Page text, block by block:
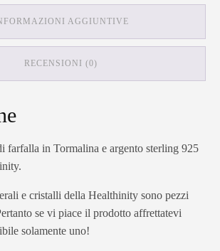
AGGIUNTIVE
RECENSIONI (0)
farfalla in Tormalina e argento sterling 925
e cristalli della Healthinity sono pezzi
se vi piace il prodotto affrettatevi
solamente uno!